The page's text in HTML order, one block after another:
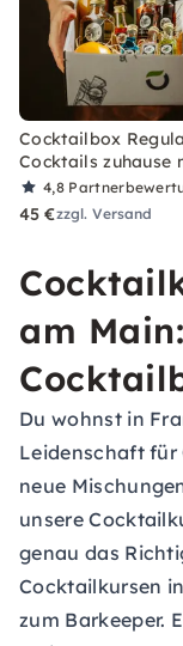
Cocktailbox
Cocktails zuhause
4,8
45 €zzgl. Versand
am
Du wohnst in
Leidenschaft für
neue
unsere
genau das
Cocktailkursen
zum Barkeeper.